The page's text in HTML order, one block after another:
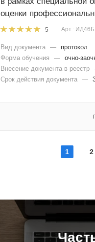
оценки
5 Арт.: ИД46Б
Вид документа —
протокол
Форма обучения
— очно-
Внесение документа в реестр
Срок действия документа —
1 2